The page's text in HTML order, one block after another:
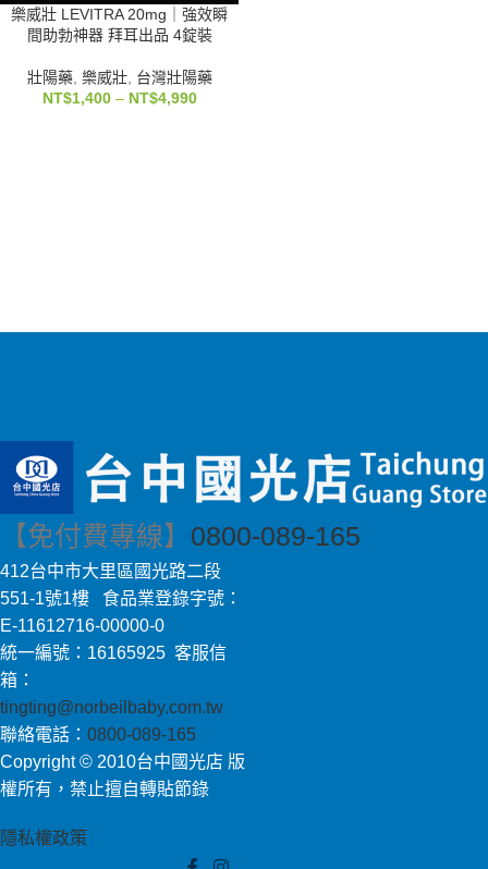
樂威壯 LEVITRA 20mg｜強效瞬
間助勃神器 拜耳出品 4錠裝
壯陽藥, 樂威壯, 台灣壯陽藥
NT$1,400 – NT$4,990
【免付費專線】 0800-089-165
412台中市大里區國光路二段
551-1號1樓 食品業登錄字號：
E-11612716-00000-0
統一編號：16165925 客服信
箱：
tingting@norbeilbaby.com.tw
聯絡電話： 0800-089-165
Copyright © 2010台中國光店 版
權所有，禁止擅自轉貼節錄
隱私權政策